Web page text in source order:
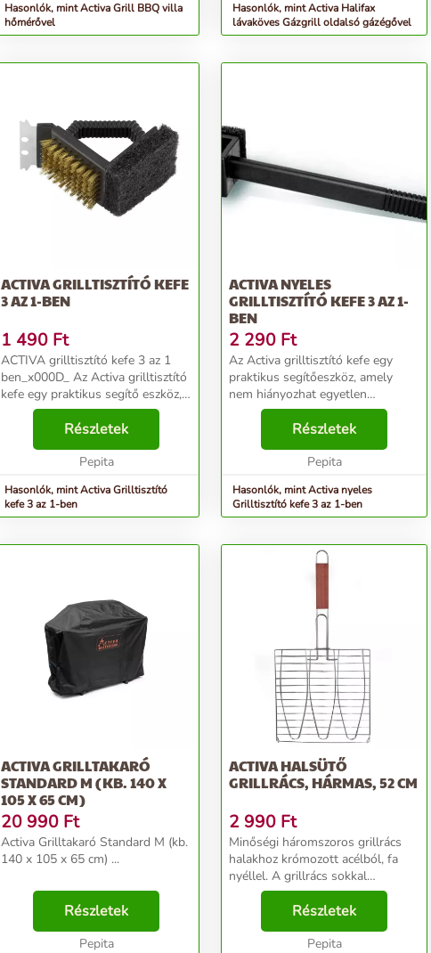
Hasonlók, mint Activa Grill BBQ villa
hőmérővel
Hasonlók, mint Activa Halifax
lávaköves Gázgrill oldalsó gázégővel
ACTIVA GRILLTISZTÍTÓ KEFE
3 AZ 1-BEN
1 490 Ft
ACTIVA grilltisztító kefe 3 az 1
ben_x000D_ Az Activa grilltisztító
kefe egy praktikus segítő eszköz,
amely nem hiányozhat egyetlen
grillezőnél sem. Annak ellenére,
hogy nagyon kompakt a formája,
Részletek
Pepita
Hasonlók, mint Activa Grilltisztító
kefe 3 az 1-ben
ACTIVA NYELES
GRILLTISZTÍTÓ KEFE 3 AZ 1-
BEN
2 290 Ft
Az Activa grilltisztító kefe egy
praktikus segítőeszköz, amely
nem hiányozhat egyetlen
grillezésnél sem. Praktikus,
hosszú nyéllel rendelkezik, és
három funkciót egyesít. A durvább
szennyeződésekre sz...
Részletek
Pepita
Hasonlók, mint Activa nyeles
Grilltisztító kefe 3 az 1-ben
ACTIVA GRILLTAKARÓ
STANDARD M (KB. 140 X
105 X 65 CM)
20 990 Ft
Activa Grilltakaró Standard M (kb.
140 x 105 x 65 cm) ...
Részletek
Pepita
ACTIVA HALSÜTŐ
GRILLRÁCS, HÁRMAS, 52 CM
2 990 Ft
Minőségi háromszoros grillrács
halakhoz krómozott acélból, fa
nyéllel. A grillrács sokkal
könnyebbé teszi a hal
megfordítását és kezelését
grillezés közben.&nbsp;...
Részletek
Pepita